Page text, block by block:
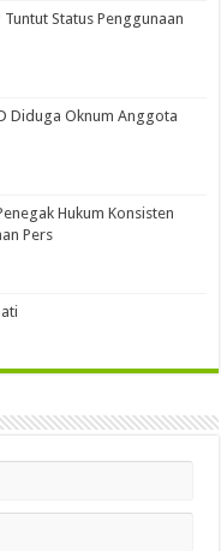
Tuntut Status Penggunaan
Diduga Oknum Anggota
Hukum Konsisten
Pers